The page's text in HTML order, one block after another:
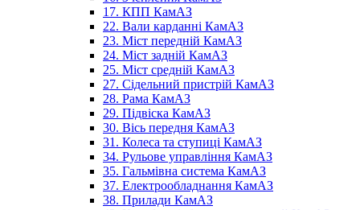
17. КПП КамАЗ
22. Вали карданні КамАЗ
23. Міст передній КамАЗ
24. Міст задній КамАЗ
25. Міст средній КамАЗ
27. Сідельний пристрій КамАЗ
28. Рама КамАЗ
29. Підвіска КамАЗ
30. Вісь передня КамАЗ
31. Колеса та ступиці КамАЗ
34. Рульове управління КамАЗ
35. Гальмівна система КамАЗ
37. Електрообладнання КамАЗ
38. Прилади КамАЗ